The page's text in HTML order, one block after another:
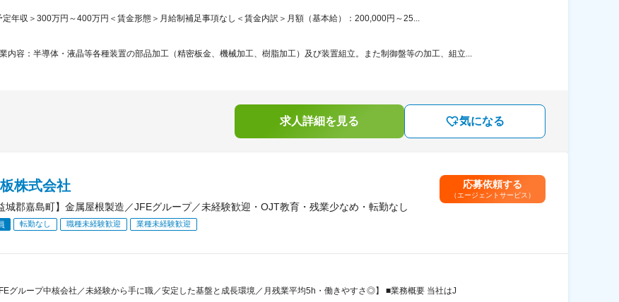
定年収＞300万円～400万円＜賃金形態＞月給制補足事項なし＜賃金内訳＞月額（基本給）：200,000円～25...
内容：半導体・液晶等各種装置の部品加工（精密板金、機械加工、樹脂加工）及び装置組立。また制御盤等の加工、組立...
求人詳細を見る 気になる
株式会社
城郡嘉島町】金属屋根製造／JFEグループ／未経験歓迎・OJT教育・残業少なめ・転勤なし
転勤なし 職種未経験歓迎 業種未経験歓迎
応募依頼する
（エージェントサービス）
グループ中核会社／未経験から手に職／安定した基盤と成長環境／月残業平均5h・働きやすさ◎】 ■業務概要 当社はJ